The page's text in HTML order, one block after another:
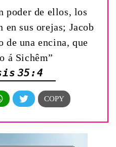
poder de ellos, los
en sus orejas; Jacob
de una encina, que
á Sichêm”
35:4